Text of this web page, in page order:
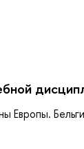
Европы.